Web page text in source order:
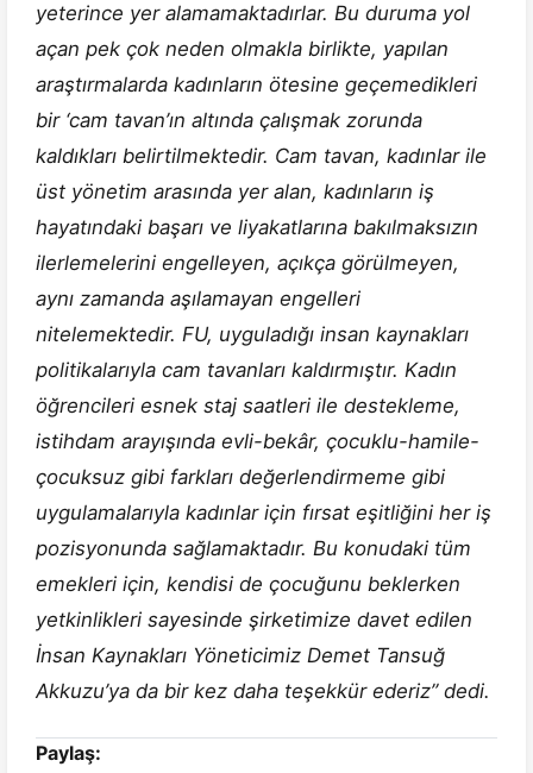
yeterince yer alamamaktadırlar. Bu duruma yol
açan pek çok neden olmakla birlikte, yapılan
araştırmalarda kadınların ötesine geçemedikleri
bir ‘cam tavan’ın altında çalışmak zorunda
kaldıkları belirtilmektedir. Cam tavan, kadınlar ile
üst yönetim arasında yer alan, kadınların iş
hayatındaki başarı ve liyakatlarına bakılmaksızın
ilerlemelerini engelleyen, açıkça görülmeyen,
aynı zamanda aşılamayan engelleri
nitelemektedir. FU, uyguladığı insan kaynakları
politikalarıyla cam tavanları kaldırmıştır. Kadın
öğrencileri esnek staj saatleri ile destekleme,
istihdam arayışında evli-bekâr, çocuklu-hamile-
çocuksuz gibi farkları değerlendirmeme gibi
uygulamalarıyla kadınlar için fırsat eşitliğini her iş
pozisyonunda sağlamaktadır. Bu konudaki tüm
emekleri için, kendisi de çocuğunu beklerken
yetkinlikleri sayesinde şirketimize davet edilen
İnsan Kaynakları Yöneticimiz Demet Tansuğ
Akkuzu’ya da bir kez daha teşekkür ederiz” dedi.
Paylaş: